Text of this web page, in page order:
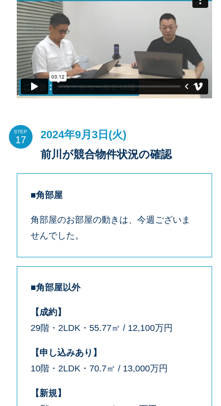
STEP
2024年9月3日(火)
前川が競合物件状況の確認
■角部屋
角部屋のお部屋の動きは、今週ございま
せんでした。
■角部屋以外
【成約】
29階・2LDK・55.77㎡ / 12,100万円
【申し込みあり】
10階・2LDK・70.7㎡ / 13,000万円
【新規】